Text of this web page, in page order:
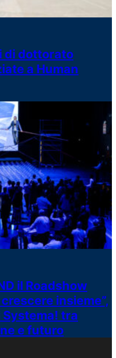
di dottorato
a Human
il Roadshow
insieme”,
tra
e futuro